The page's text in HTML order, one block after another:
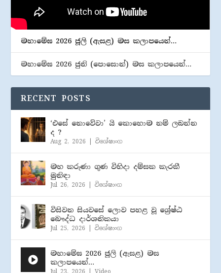
මහාමේඝ 2026 ජූලි (​ඇසළ) මස කලාපයෙන්…
මහාමේඝ 2026 ජුනි (​පොසොන්) මස කලාපයෙන්…
RECENT POSTS
‘එසේ නොවේවා’ යි කොහොම නම් ලබන්න
ද ?
Aug 2, 2026 |විශේෂාංග
මහ කරුණා ගුණ විහිදා දම්සක කැරකී
මුනිඳා
Jul 26, 2026 |විශේෂාංග
විසිවන සියවසේ ලොව පහළ වූ ශ්‍රේෂ්ඨ
බෞද්ධ දාර්ශනිකයා
Jul 25, 2026 |විශේෂාංග
මහාමේඝ 2026 ජූලි (​ඇසළ) මස
කලාපයෙන්…